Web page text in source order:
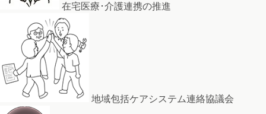
在宅医療･介護連携の推進
地域包括ケアシステム連絡協議会